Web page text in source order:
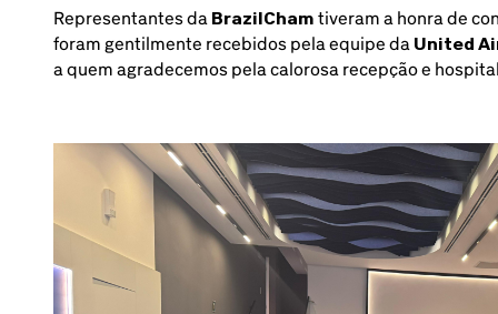
Representantes da BrazilCham tiveram a honra de
foram gentilmente recebidos pela equipe da United
a quem agradecemos pela calorosa recepção e